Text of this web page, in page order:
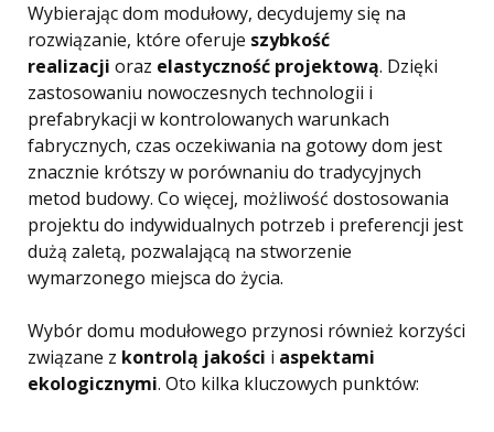
Wybierając dom modułowy, decydujemy się na
rozwiązanie, które oferuje szybkość
realizacji oraz elastyczność projektową. Dzięki
zastosowaniu nowoczesnych technologii i
prefabrykacji w kontrolowanych warunkach
fabrycznych, czas oczekiwania na gotowy dom jest
znacznie krótszy w porównaniu do tradycyjnych
metod budowy. Co więcej, możliwość dostosowania
projektu do indywidualnych potrzeb i preferencji jest
dużą zaletą, pozwalającą na stworzenie
wymarzonego miejsca do życia.
Wybór domu modułowego przynosi również korzyści
związane z kontrolą jakości i aspektami
ekologicznymi. Oto kilka kluczowych punktów: